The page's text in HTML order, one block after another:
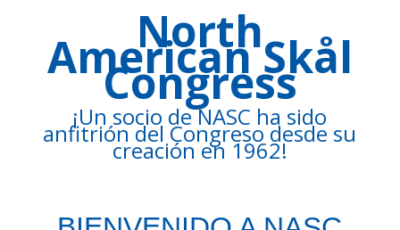
North
American Skål
Congress
¡Un socio de NASC ha sido
anfitrión del Congreso desde su
creación en 1962!